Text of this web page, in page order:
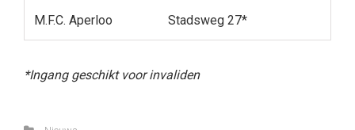
M.F.C. Aperloo Stadsweg 27*
*Ingang geschikt voor invaliden